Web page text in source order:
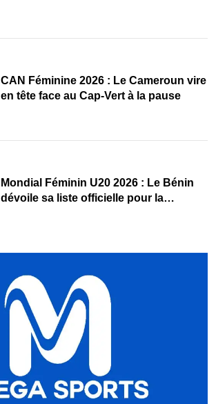
CAN Féminine 2026 : Le Cameroun vire
en tête face au Cap-Vert à la pause
Mondial Féminin U20 2026 : Le Bénin
dévoile sa liste officielle pour la